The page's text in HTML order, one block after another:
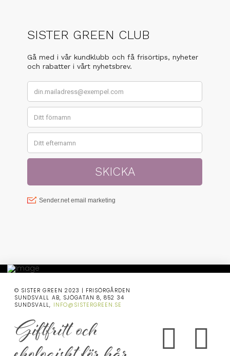
© SISTER GREEN 2023 | FRISÖRGÅRDEN
SUNDSVALL AB, SJÖGATAN 8, 852 34
SUNDSVALL, INFO@SISTERGREEN.SE
Giftfritt och